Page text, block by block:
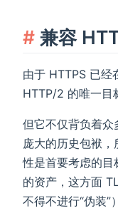
兼容
由于 HTTPS 已经
HTTP/2 的唯一目
但它不仅背负着众
庞大的历史包袱
性是首要考虑的
的资产，这方面
不得不进行“伪装”